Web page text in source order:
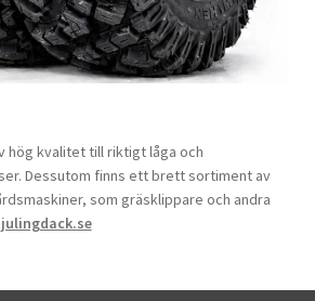
hög kvalitet till riktigt låga och
Dessutom finns ett brett sortiment av
som gräsklippare och andra